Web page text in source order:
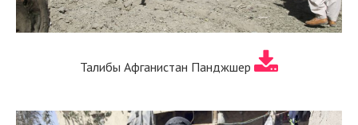
Талибы Афганистан Панджшер